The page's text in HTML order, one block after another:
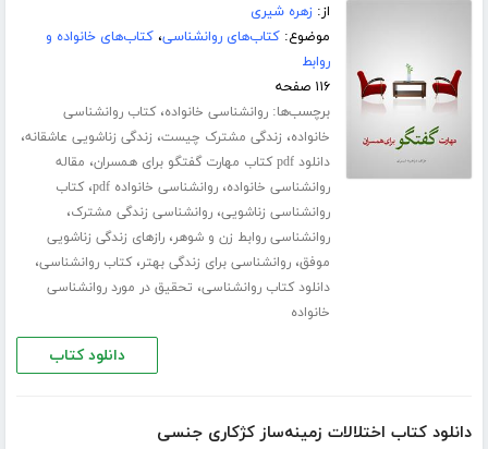
از:زهره شیری
موضوع:کتاب‌های روانشناسی،کتاب‌های خانواده و
روابط
۱۱۶ صفحه
برچسب‌ها:روانشناسی خانواده،کتاب روانشناسی
خانواده، زندگی مشترک چیست، زندگی زناشویی عاشقانه،
دانلود pdf کتاب مهارت گفتگو برای همسران ، مقاله
روانشناسی خانواده،روانشناسی خانواده pdf ،کتاب
روانشناسی زناشویی،روانشناسی زندگی مشترک،
روانشناسی روابط زن و شوهر،رازهای زندگی زناشویی
موفق،روانشناسی برای زندگی بهتر،کتاب روانشناسی،
دانلود کتاب روانشناسی، تحقیق در مورد روانشناسی
خانواده
دانلود کتاب
دانلود کتاب اختلالات زمینه‌ساز کژکاری جنسی